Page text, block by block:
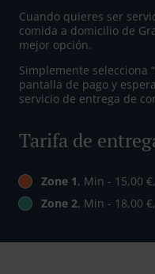
Cuando quieres ser
comida a domicilio de
mejor opción.
Simplemente selecciona
pantalla de pago y
servicio de entrega de
Tarifa de
Zone 1, Min - 15,00
Zone 2, Min - 18,00